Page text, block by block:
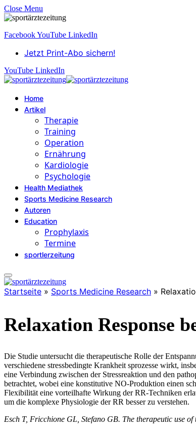
Close Menu
FacebookYouTube LinkedIn
Jetzt Print-Abo sichern!
YouTube LinkedIn
Home
Artikel
Therapie
Training
Operation
Ernährung
Kardiologie
Psychologie
Health Mediathek
Sports Medicine Research
Autoren
Education
Prophylaxis
Termine
sportlerzeitung
Startseite » Sports Medicine Research »
Relaxation Response
Die Studie untersucht die therapeutische Rolle der
verschiedene stressbedingte Krankheit sprozesse wirkt,
eine Verbindung zwischen der Stressreaktion und den
betrachtet, wobei eine konstitutive NO-Produktion einen
Flexibilität eine vorteilhafte Wirkung der RR-Techniken
um die komplexe Physiologie der RR besser zu verstehen.
Esch T, Fricchione GL, Stefano GB. The therapeutic use